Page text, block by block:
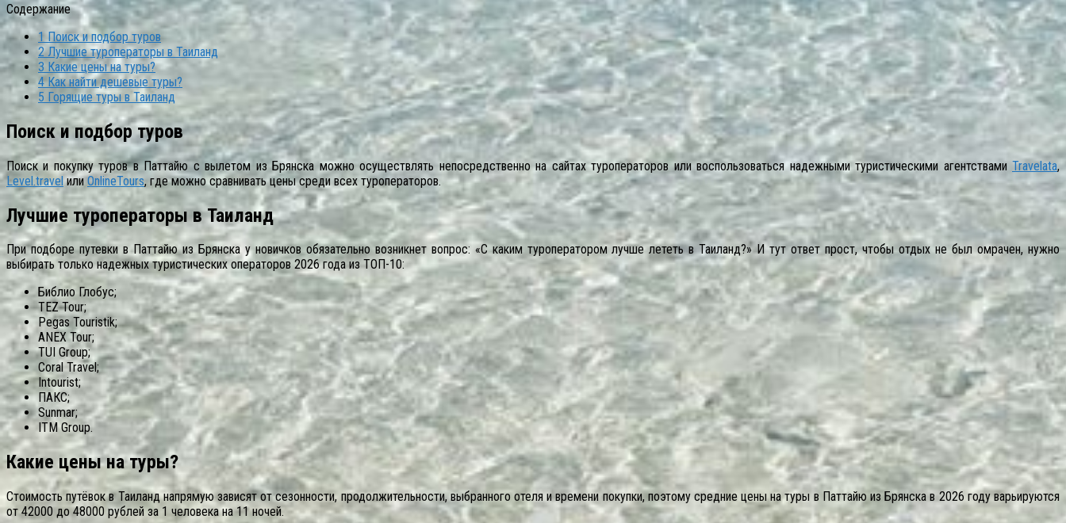
Содержание
1 Поиск и подбор туров
2Лучшие туроператоры в Таиланд
3 Какие цены на туры?
4Как найти дешевые туры?
5 Горящие туры в Таиланд
Поиск и подбор туров
Поиск и покупку туров в Паттайю с вылетом из Брянска можно осуществлять непосредственно на сайтах туроператоров или воспользоваться надежными туристическими агентствами Travelata,
Level.travelилиOnlineTours, где можно сравнивать цены среди всех туроператоров.
Лучшие туроператоры в Таиланд
При подборе путевки в Паттайю из Брянска у новичков обязательно возникнет вопрос: «С каким туроператором лучше лететь в Таиланд?» И тут ответ прост, чтобы отдых не был омрачен, нужно
выбирать только надежных туристических операторов 2026 года из ТОП-10:
Библио Глобус;
TEZ Tour;
Pegas Touristik;
ANEX Tour;
TUI Group;
Coral Travel;
Intourist;
ПАКС;
Sunmar;
ITM Group.
Какие цены на туры?
Стоимость путёвок в Таиланд напрямую зависят от сезонности, продолжительности, выбранного отеля и времени покупки, поэтому средние цены на туры в Паттайю из Брянска в 2026 году варьируются
от 42000 до 48000 рублей за 1 человека на 11 ночей.